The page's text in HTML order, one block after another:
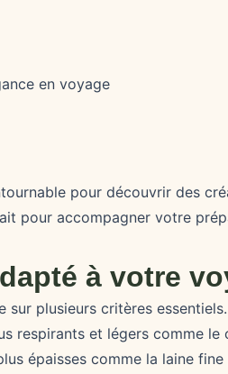
en voyage
pour découvrir des
pour accompagner votre
à votre
plusieurs critères essentiels.
respirants et légers comme le
épaisses comme la laine